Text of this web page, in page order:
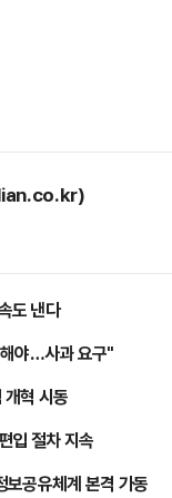
도 낸다
야…사과 요구"
혁 시동
입 절차 지속
공유체계 본격 가동